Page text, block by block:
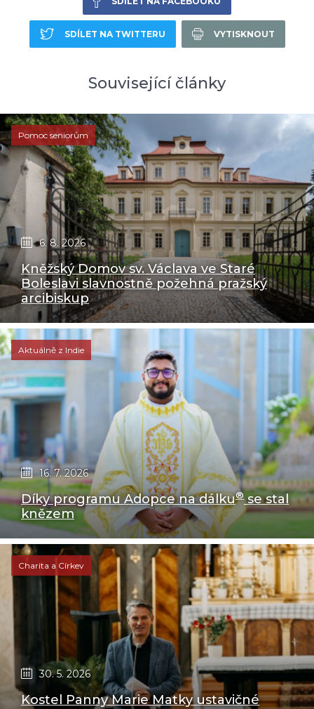
SDÍLET NA TWITTERU VYTISKNOUT
Související články
Pomoc seniorům
6. 8. 2026
Kněžský Domov sv. Václava ve Staré
Boleslavi slavnostně požehná pražský
arcibiskup
Aktuálně z Indie
16. 7. 2026
Díky programu Adopce na dálku®se stal
knězem
Charita a Církev
30. 5. 2026
Kostel Panny Marie Matky ustavičné